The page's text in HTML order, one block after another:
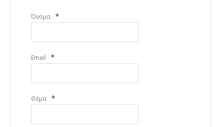
Όνομα *
Email *
Θέμα *